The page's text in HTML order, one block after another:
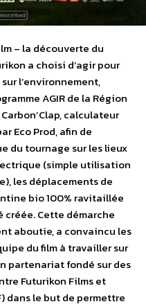
– la découverte du
a choisi d’agir pour
l’environnement,
AGIR de la Région
calculateur
Eco Prod, afin de
du tournage sur les lieux
(simple utilisation
les déplacements de
bio 100% ravitaillée
créée. Cette démarche
aboutie, a convaincu les
du film à travailler sur
partenariat fondé sur des
Futurikon Films et
dans le but de permettre